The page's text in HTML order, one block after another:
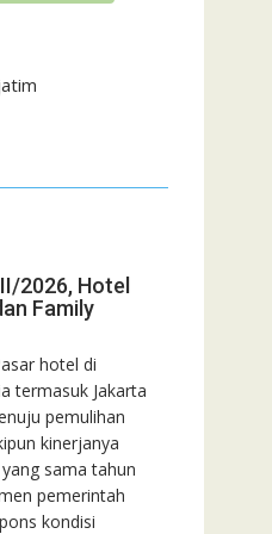
2026, Hotel
Family
hotel di
termasuk Jakarta
pemulihan
kinerjanya
sama tahun
pemerintah
kondisi